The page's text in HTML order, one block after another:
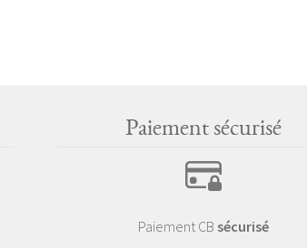
Paiement sécurisé
Paiement CB sécurisé